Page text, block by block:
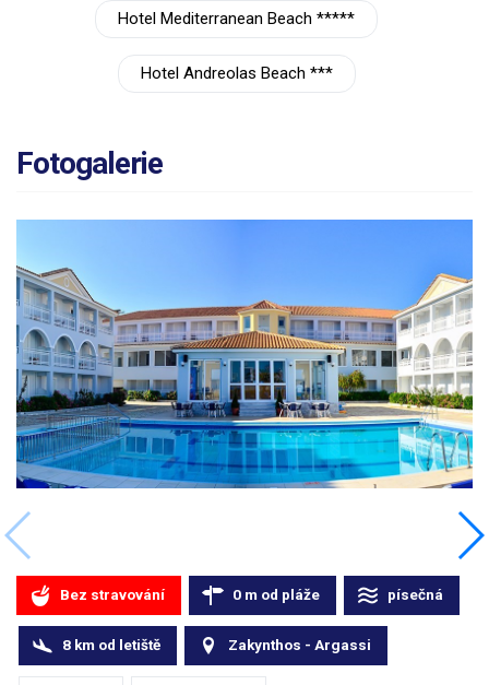
Hotel Mediterranean Beach *****
Hotel Andreolas Beach ***
Fotogalerie
Bez stravování 0 m od pláže písečná
8 km od letiště Zakynthos - Argassi